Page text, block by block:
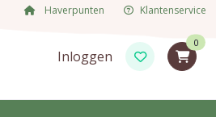
Haverpunten Klantenservice
Inloggen
0